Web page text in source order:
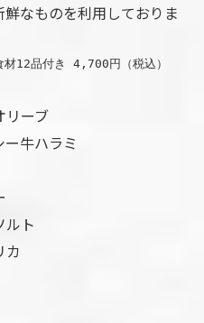
なものを利用しておりま
12品付き 4,700円（税込）
リーブ
牛ハラミ
ルト
カ